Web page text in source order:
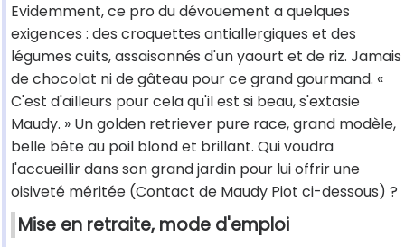
Evidemment, ce pro du dévouement a quelques
exigences : des croquettes antiallergiques et des
légumes cuits, assaisonnés d'un yaourt et de riz. Jamais
de chocolat ni de gâteau pour ce grand gourmand. «
C'est d'ailleurs pour cela qu'il est si beau, s'extasie
Maudy. » Un golden retriever pure race, grand modèle,
belle bête au poil blond et brillant. Qui voudra
l'accueillir dans son grand jardin pour lui offrir une
oisiveté méritée (Contact de Maudy Piot ci-dessous) ?
Mise en retraite, mode d'emploi